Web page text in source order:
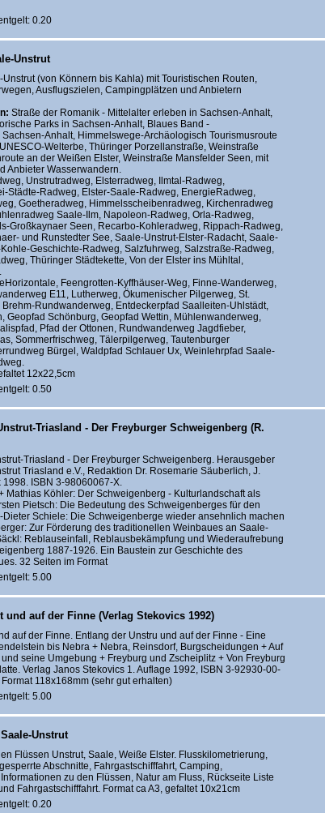
0.20
Unstrut
(von Könnern bis Kahla) mit Touristischen Routen,
Ausflugszielen, Campingplätzen und Anbietern
Straße der Romanik - Mittelalter erleben in Sachsen-Anhalt,
Parks in Sachsen-Anhalt, Blaues Band -
Anhalt, Himmelswege-Archäologisch Tourismusroute
Welterbe, Thüringer Porzellanstraße, Weinstraße
an der Weißen Elster, Weinstraße Mansfelder Seen, mit
Anbieter Wasserwandern.
Unstrutradweg, Elsterradweg, Ilmtal-Radweg,
Städte-Radweg, Elster-Saale-Radweg, EnergieRadweg,
Goetheradweg, Himmelsscheibenradweg, Kirchenradweg
Saale-Ilm, Napoleon-Radweg, Orla-Radweg,
Großkaynaer Seen, Recarbo-Kohleradweg, Rippach-Radweg,
und Runstedter See, Saale-Unstrut-Elster-Radacht, Saale-
Geschichte-Radweg, Salzfuhrweg, Salzstraße-Radweg,
Thüringer Städtekette, Von der Elster ins Mühltal,
Feengrotten-Kyffhäuser-Weg, Finne-Wanderweg,
E11, Lutherweg, Ökumenischer Pilgerweg, St.
Rundwanderweg, Entdeckerpfad Saalleiten-Uhlstädt,
Geopfad Schönburg, Geopfad Wettin, Mühlenwanderweg,
Pfad der Ottonen, Rundwanderweg Jagdfieber,
Sommerfrischweg, Tälerpilgerweg, Tautenburger
Bürgel, Waldpfad Schlauer Ux, Weinlehrpfad Saale-
12x22,5cm
0.50
Triasland - Der Freyburger Schweigenberg (R.
Triasland - Der Freyburger Schweigenberg. Herausgeber
Triasland e.V., Redaktion Dr. Rosemarie Säuberlich, J.
1998. ISBN 3-98060067-X.
Mathias Köhler: Der Schweigenberg - Kulturlandschaft als
Pietsch: Die Bedeutung des Schweigenberges für den
Dieter Schiele: Die Schweigenberge wieder ansehnlich machen
Zur Förderung des traditionellen Weinbaues an Saale-
Reblauseinfall, Reblausbekämpfung und Wiederaufrebung
1887-1926. Ein Baustein zur Geschichte des
32 Seiten im Format
5.00
und auf der Finne (Verlag Stekovics 1992)
auf der Finne. Entlang der Unstru und auf der Finne - Eine
bis Nebra + Nebra, Reinsdorf, Burgscheidungen + Auf
seine Umgebung + Freyburg und Zscheiplitz + Von Freyburg
Verlag Janos Stekovics 1. Auflage 1992, ISBN 3-92930-00-
118x168mm (sehr gut erhalten)
5.00
Unstrut
Flüssen Unstrut, Saale, Weiße Elster. Flusskilometrierung,
Abschnitte, Fahrgastschifffahrt, Camping,
zu den Flüssen, Natur am Fluss, Rückseite Liste
Fahrgastschifffahrt. Format ca A3, gefaltet 10x21cm
0.20